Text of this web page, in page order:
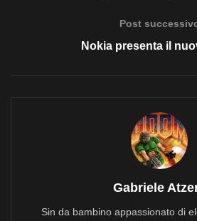
Post
Nokia presenta il
Gabriele
Sin da bambino appassionato di